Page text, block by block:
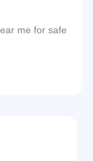
me for safe